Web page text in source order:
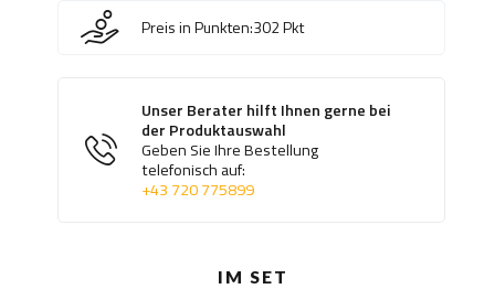
Preis in Punkten:302Pkt
Unser Berater hilft Ihnen gerne bei
der Produktauswahl
Geben Sie Ihre Bestellung
telefonisch auf:
+43 720 775899
IM SET